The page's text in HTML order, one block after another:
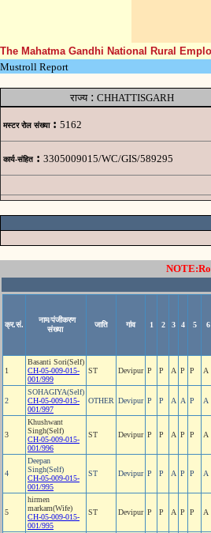
The Mahatma Gandhi National Rural
Mustroll Report
राज्य: CHHATTISGARH
मस्टर रोल संख्या : 5162
कार्य-संहित : 3305009015/WC/GIS/589295
क्र.सं.
नाम/पंजीकरण
संख्या
जाति गांव 1 2 3 4 5 6
1
Basanti Sori(Self)
CH-05-009-015-
001/999
ST Devipur P P A P P A
2
SOHAGIYA(Self)
CH-05-009-015-
001/997
OTHER Devipur P P A A P A
3
Khushwant
Singh(Self)
CH-05-009-015-
001/996
ST Devipur P P A P P A
4
Deepan
Singh(Self)
CH-05-009-015-
001/995
ST Devipur P P A P P A
5
hirmen
markam(Wife)
CH-05-009-015-
001/995
ST Devipur P P A P P A